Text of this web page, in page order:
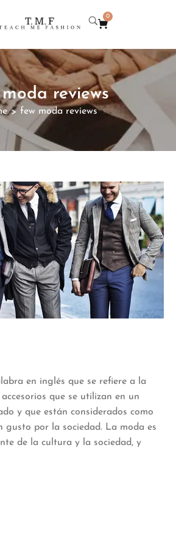
0
reviews
> few moda reviews
en inglés que se refiere a la
que se utilizan en un
y que están considerados como
gusto por la sociedad. La moda es
de la cultura y la sociedad, y